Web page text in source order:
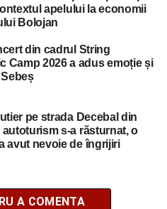
apelului la economii
Bolojan
din cadrul String
Camp 2026 a adus emoție și
pe strada Decebal din
autoturism s-a răsturnat, o
avut nevoie de îngrijiri
A COMENTA